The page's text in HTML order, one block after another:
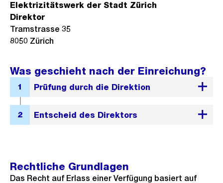
Elektrizitätswerk der Stadt Zürich
Direktor
Tramstrasse 35
8050 Zürich
Was geschieht nach der Einreichung?
Rechtliche Grundlagen
Das Recht auf Erlass einer Verfügung basiert auf